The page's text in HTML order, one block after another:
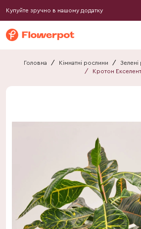
Купуйте зручно в нашому додатку
Головна / Кімнатні рослини / Зелені
/
Кротон Екселент